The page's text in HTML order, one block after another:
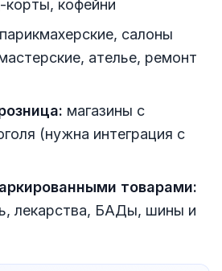
кофейни
парикмахерские, салоны
ателье, ремонт
магазины с
(нужна интеграция с
товарами:
лекарства, БАДы, шины и